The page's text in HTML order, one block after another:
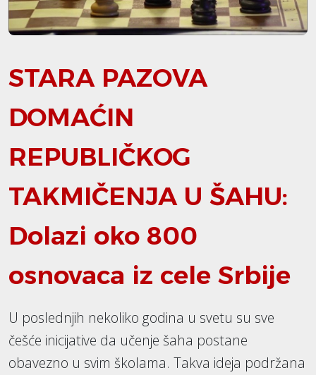
STARA PAZOVA
DOMAĆIN
REPUBLIČKOG
TAKMIČENJA U ŠAHU:
Dolazi oko 800
osnovaca iz cele Srbije
U poslednjih nekoliko godina u svetu su sve
češće inicijative da učenje šaha postane
obavezno u svim školama. Takva ideja podržana